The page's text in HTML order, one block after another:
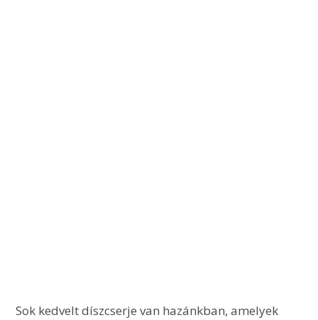
Sok kedvelt díszcserje van hazánkban, amelyek